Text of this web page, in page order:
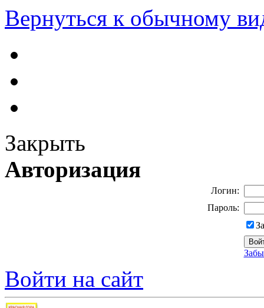
Вернуться к обычному
Закрыть
Авторизация
Логин:
Пароль:
Войти на сайт